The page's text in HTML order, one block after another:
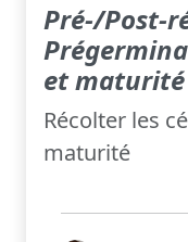
Pré-/Post-
et maturité
Récolter les
maturité